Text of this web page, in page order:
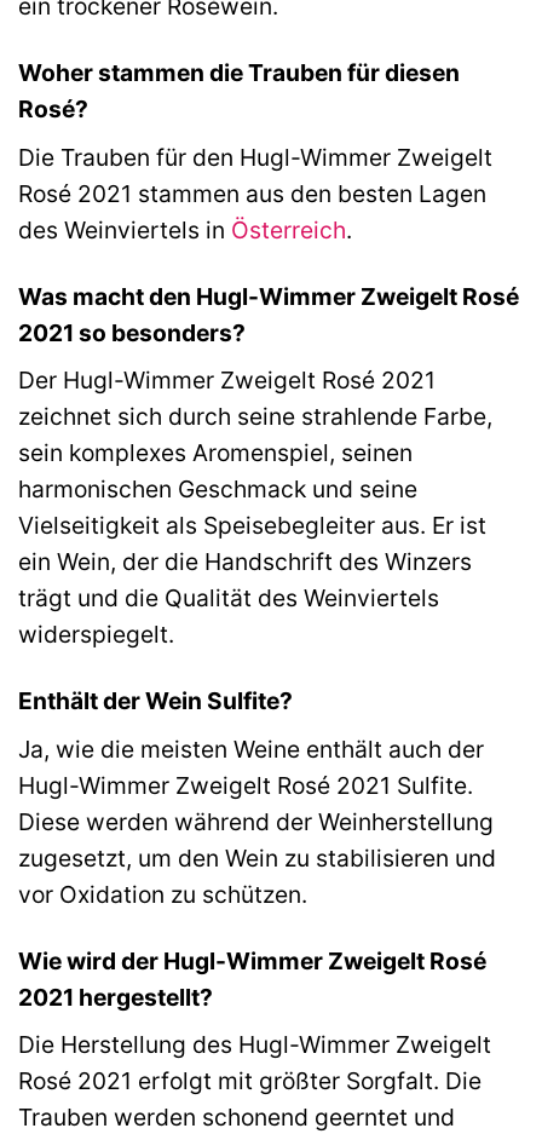
ein trockener Roséwein.
Woher stammen die Trauben für diesen
Rosé?
Die Trauben für den Hugl-Wimmer Zweigelt
Rosé 2021 stammen aus den besten Lagen
des Weinviertels in Österreich.
Was macht den Hugl-Wimmer Zweigelt Rosé
2021 so besonders?
Der Hugl-Wimmer Zweigelt Rosé 2021
zeichnet sich durch seine strahlende Farbe,
sein komplexes Aromenspiel, seinen
harmonischen Geschmack und seine
Vielseitigkeit als Speisebegleiter aus. Er ist
ein Wein, der die Handschrift des Winzers
trägt und die Qualität des Weinviertels
widerspiegelt.
Enthält der Wein Sulfite?
Ja, wie die meisten Weine enthält auch der
Hugl-Wimmer Zweigelt Rosé 2021 Sulfite.
Diese werden während der Weinherstellung
zugesetzt, um den Wein zu stabilisieren und
vor Oxidation zu schützen.
Wie wird der Hugl-Wimmer Zweigelt Rosé
2021 hergestellt?
Die Herstellung des Hugl-Wimmer Zweigelt
Rosé 2021 erfolgt mit größter Sorgfalt. Die
Trauben werden schonend geerntet und